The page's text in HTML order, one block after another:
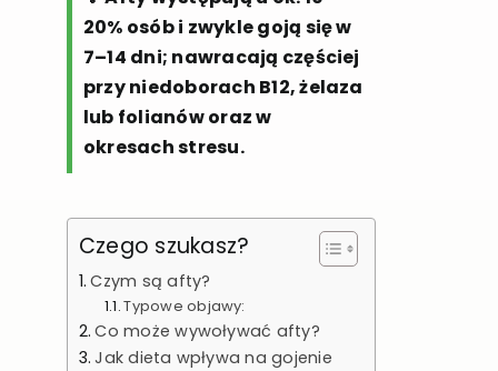
20% osób i zwykle goją się w
7–14 dni; nawracają częściej
przy niedoborach B12, żelaza
lub folianów oraz w
okresach stresu.
Czego szukasz?
Czym są afty?
Typowe objawy:
Co może wywoływać afty?
Jak dieta wpływa na gojenie